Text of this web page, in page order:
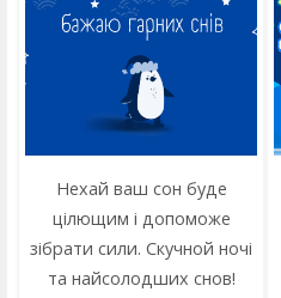
Нехай ваш сон буде
цілющим і допоможе
зібрати сили. Скучной ночі
та найсолодших снов!